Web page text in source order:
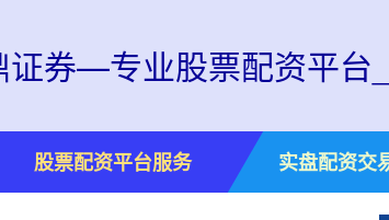
证券—专业股票配资平台
股票配资平台服务 实盘配资交